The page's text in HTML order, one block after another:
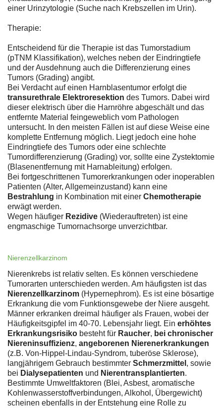
einer Urinzytologie (Suche nach Krebszellen im Urin).
Therapie:
Entscheidend für die Therapie ist das Tumorstadium
(pTNM Klassifikation), welches neben der Eindringtiefe
und der Ausdehnung auch die Differenzierung eines
Tumors (Grading) angibt.
Bei Verdacht auf einen Harnblasentumor erfolgt die
transurethrale Elektroresektion des Tumors. Dabei wird
dieser elektrisch über die Harnröhre abgeschält und das
entfernte Material feingeweblich vom Pathologen
untersucht. In den meisten Fällen ist auf diese Weise eine
komplette Entfernung möglich. Liegt jedoch eine hohe
Eindringtiefe des Tumors oder eine schlechte
Tumordifferenzierung (Grading) vor, sollte eine Zystektomie
(Blasenentfernung mit Harnableitung) erfolgen.
Bei fortgeschrittenen Tumorerkrankungen oder inoperablen
Patienten (Alter, Allgemeinzustand) kann eine
Bestrahlung in Kombination mit einer Chemotherapie
erwägt werden.
Wegen häufiger Rezidive (Wiederauftreten) ist eine
engmaschige Tumornachsorge unverzichtbar.
Nierenzellkarzinom
Nierenkrebs ist relativ selten. Es können verschiedene
Tumorarten unterschieden werden. Am häufigsten ist das
Nierenzellkarzinom (Hypernephrom). Es ist eine bösartige
Erkrankung die vom Funktionsgewebe der Niere ausgeht.
Männer erkranken dreimal häufiger als Frauen, wobei der
Häufigkeitsgipfel im 40-70. Lebensjahr liegt. Ein erhöhtes
Erkrankungsrisiko besteht für Raucher, bei chronischer
Niereninsuffizienz, angeborenen Nierenerkrankungen
(z.B. Von-Hippel-Lindau-Syndrom, tuberöse Sklerose),
langjährigem Gebrauch bestimmter Schmerzmittel , sowie
bei Dialysepatienten und Nierentransplantierten.
Bestimmte Umweltfaktoren (Blei, Asbest, aromatische
Kohlenwasserstoffverbindungen, Alkohol, Übergewicht)
scheinen ebenfalls in der Entstehung eine Rolle zu